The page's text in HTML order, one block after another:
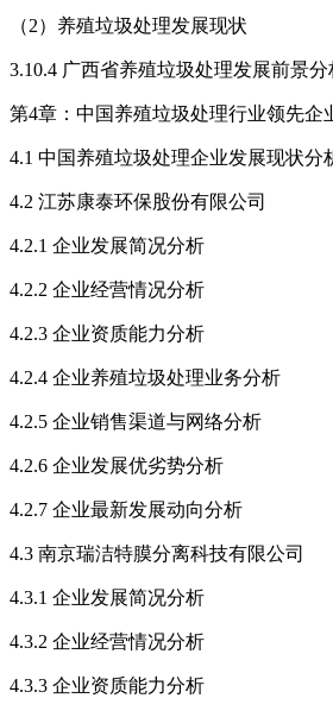
（2）养殖垃圾处理发展现状
3.10.4 广西省养殖垃圾处理发展前景分
第4章：中国养殖垃圾处理行业领先企
4.1 中国养殖垃圾处理企业发展现状分
4.2 江苏康泰环保股份有限公司
4.2.1 企业发展简况分析
4.2.2 企业经营情况分析
4.2.3 企业资质能力分析
4.2.4 企业养殖垃圾处理业务分析
4.2.5 企业销售渠道与网络分析
4.2.6 企业发展优劣势分析
4.2.7 企业最新发展动向分析
4.3 南京瑞洁特膜分离科技有限公司
4.3.1 企业发展简况分析
4.3.2 企业经营情况分析
4.3.3 企业资质能力分析